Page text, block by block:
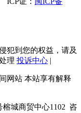
犯到您的权益，请及
理 投诉中心 |
网站 本站享有解释
榕城商贸中心1102 咨